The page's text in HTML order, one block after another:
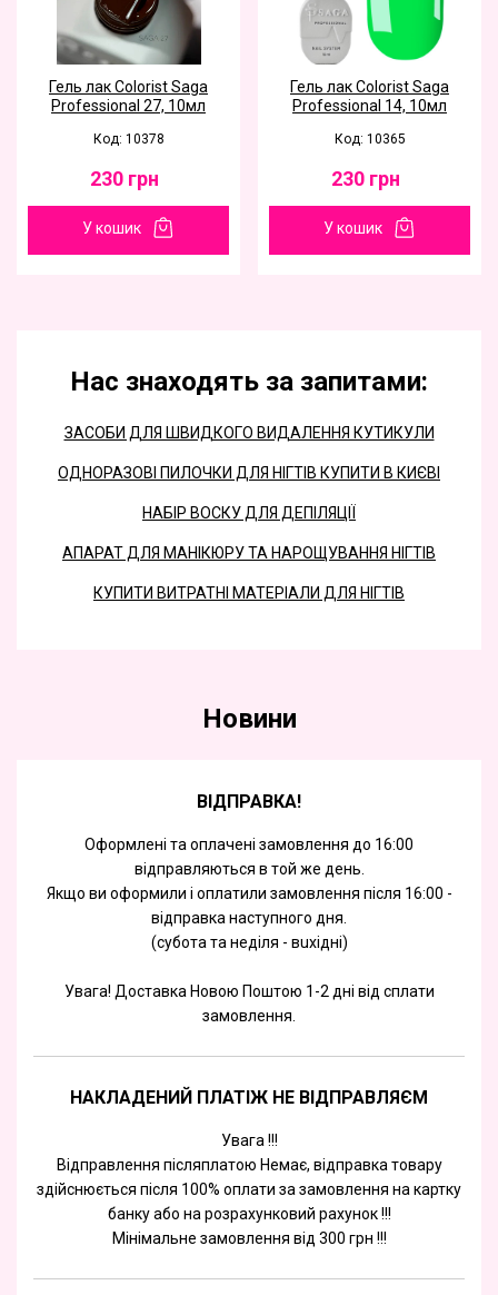
Гель лак Colorist Saga
Professional 27, 10мл
Код: 10378
230 грн
У кошик
Гель лак Colorist Saga
Professional 14, 10мл
Код: 10365
230 грн
У кошик
Нас знаходять за запитами:
ЗАСОБИ ДЛЯ ШВИДКОГО ВИДАЛЕННЯ КУТИКУЛИ
ОДНОРАЗОВІ ПИЛОЧКИ ДЛЯ НІГТІВ КУПИТИ В КИЄВІ
НАБІР ВОСКУ ДЛЯ ДЕПІЛЯЦІЇ
АПАРАТ ДЛЯ МАНІКЮРУ ТА НАРОЩУВАННЯ НІГТІВ
КУПИТИ ВИТРАТНІ МАТЕРІАЛИ ДЛЯ НІГТІВ
Новини
ВІДПРАВКА!
Оформлені та оплачені замовлення до 16:00
відправляються в той же день.
Якщо ви оформили і оплатили замовлення після 16:00 -
відправка наступного дня.
(субота та недiля - вuхiднi)
Увага! Доставка Новою Поштою 1-2 дні від сплати
замовлення.
НАКЛАДЕНИЙ ПЛАТІЖ НЕ ВІДПРАВЛЯЄМ
Увага !!!
Відправлення післяплатою Немає, відправка товару
здійснюється після 100% оплати за замовлення на картку
банку або на розрахунковий рахунок !!!
Мінімальне замовлення від 300 грн !!!